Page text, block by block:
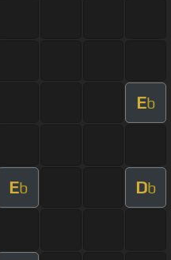
Eb
Eb Db